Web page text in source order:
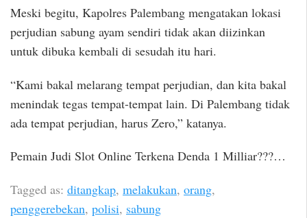
Meski begitu, Kapolres Palembang mengatakan lokasi
perjudian sabung ayam sendiri tidak akan diizinkan
untuk dibuka kembali di sesudah itu hari.
“Kami bakal melarang tempat perjudian, dan kita bakal
menindak tegas tempat-tempat lain. Di Palembang tidak
ada tempat perjudian, harus Zero,” katanya.
Pemain Judi Slot Online Terkena Denda 1 Milliar???…
Tagged as: ditangkap, melakukan, orang,
penggerebekan, polisi, sabung